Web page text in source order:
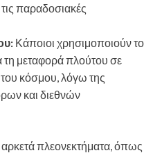
παραδοσιακές
Κάποιοι χρησιμοποιούν το
μεταφορά πλούτου σε
κόσμου, λόγω της
και διεθνών
πλεονεκτήματα, όπως